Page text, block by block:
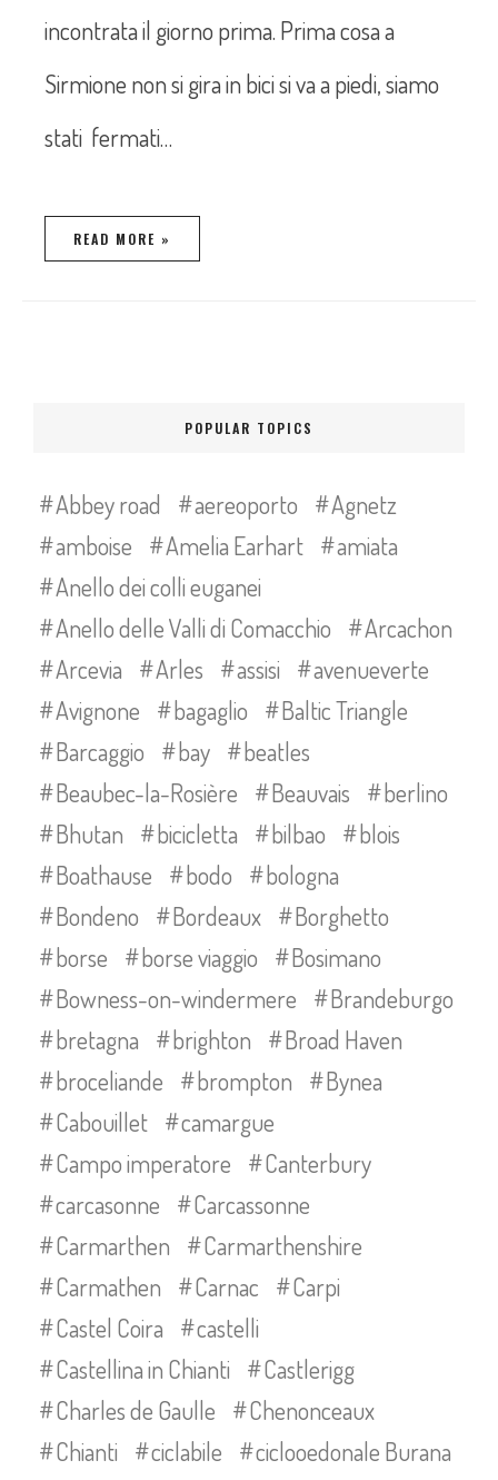
incontrata il giorno prima. Prima cosa a
Sirmione non si gira in bici si va a piedi, siamo
stati fermati…
READ MORE »
POPULAR TOPICS
Abbey road aereoporto
Agnetz
amboise
Amelia Earhart
amiata
Anello dei colli euganei
Anello delle Valli di Comacchio
Arcachon
Arcevia
Arles assisi
avenueverte
Avignone
bagaglio
Baltic Triangle
Barcaggio
bay
beatles
Beaubec-la-Rosière
Beauvais
berlino
Bhutan
bicicletta bilbao
blois
Boathause
bodo
bologna
Bondeno
Bordeaux
Borghetto
borse
borse viaggio
Bosimano
Bowness-on-windermere
Brandeburgo
bretagna
brighton
Broad Haven
broceliande
brompton
Bynea
Cabouillet
camargue
Campo imperatore
Canterbury
carcasonne
Carcassonne
Carmarthen
Carmarthenshire
Carmathen
Carnac
Carpi
Castel Coira
castelli
Castellina in Chianti
Castlerigg
Charles de Gaulle
Chenonceaux
Chianti
ciclabile
ciclooedonale Burana